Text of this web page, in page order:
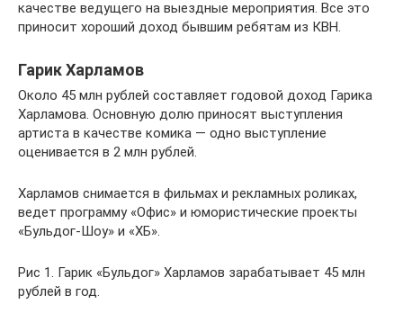
качестве ведущего на выездные мероприятия. Все это
приносит хороший доход бывшим ребятам из КВН.
Гарик Харламов
Около 45 млн рублей составляет годовой доход Гарика
Харламова. Основную долю приносят выступления
артиста в качестве комика — одно выступление
оценивается в 2 млн рублей.
Харламов снимается в фильмах и рекламных роликах,
ведет программу «Офис» и юмористические проекты
«Бульдог-Шоу» и «ХБ».
Рис 1. Гарик «Бульдог» Харламов зарабатывает 45 млн
рублей в год.